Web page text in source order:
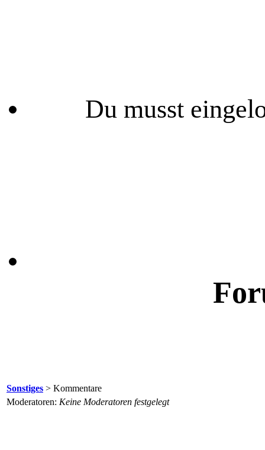
Du musst
Sonstiges > Kommentare
Moderatoren: Keine Moderatoren festgelegt